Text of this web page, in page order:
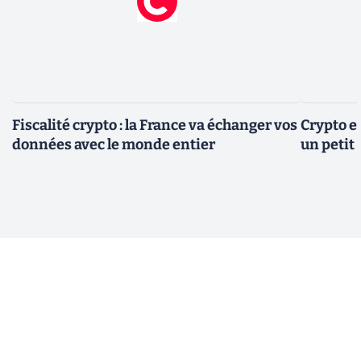
Fiscalité crypto : la France va échanger vos
données avec le monde entier
Crypto
un petit